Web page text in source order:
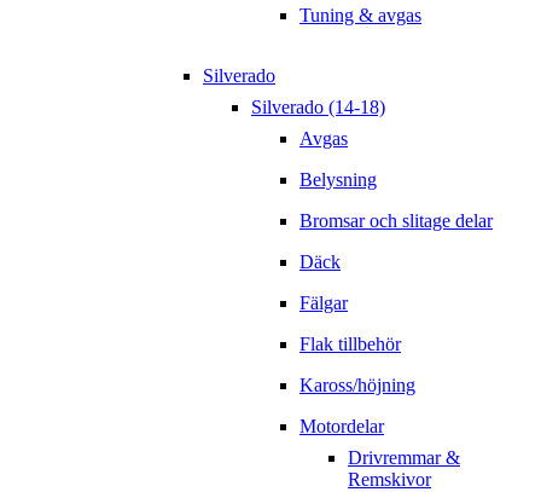
Tuning & avgas
Silverado
Silverado (14-18)
Avgas
Belysning
Bromsar och slitage delar
Däck
Fälgar
Flak tillbehör
Kaross/höjning
Motordelar
Drivremmar &
Remskivor